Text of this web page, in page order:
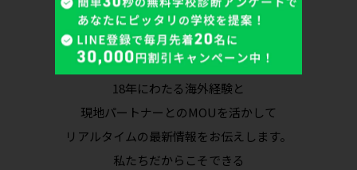
カウンセラーへ今すぐ相談
18年にわたる海外経験と
現地パートナーとのMOUを活かして
リアルタイムの最新情報をお伝えします。
私たちだからこそできる